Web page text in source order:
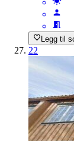
Legg til
22